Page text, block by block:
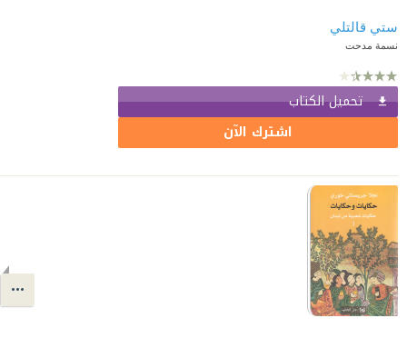
ستي قالتلي
نسمة مدحت
تحميل الكتاب
اشترك الآن